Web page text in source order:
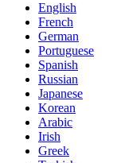
English
French
German
Portuguese
Spanish
Russian
Japanese
Korean
Arabic
Irish
Greek